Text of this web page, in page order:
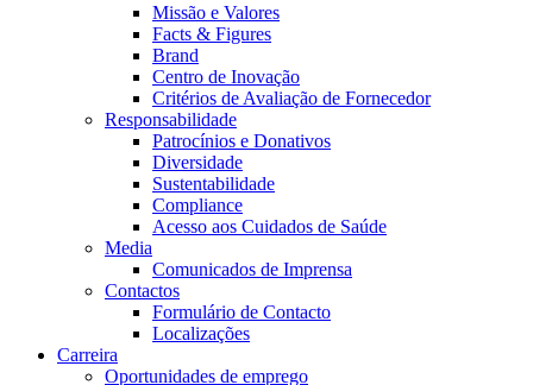
Missão e Valores
Facts & Figures
Brand
Centro de Inovação
Critérios de Avaliação de Fornecedor
Responsabilidade
Patrocínios e Donativos
Diversidade
Sustentabilidade
Compliance
Acesso aos Cuidados de Saúde
Media
Comunicados de Imprensa
Contactos
Formulário de Contacto
Localizações
Carreira
Oportunidades de emprego